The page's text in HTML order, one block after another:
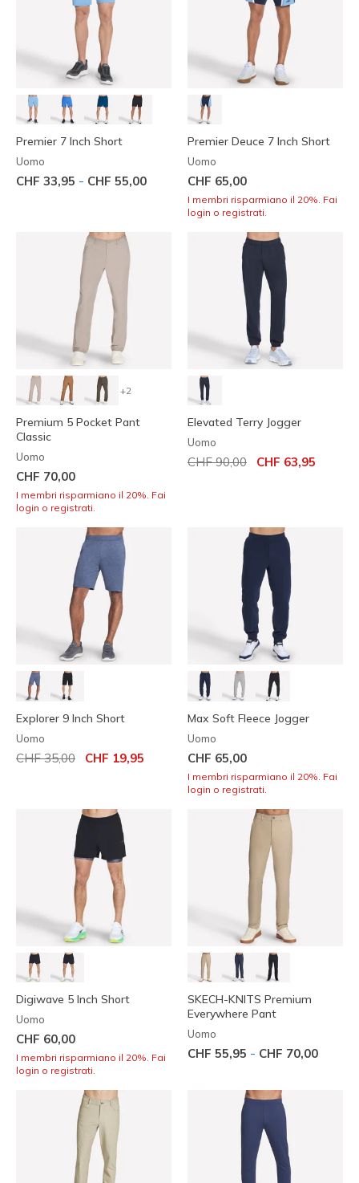
Premier 7 Inch Short
Uomo
CHF 33,95 - CHF 55,00
Premier Deuce 7 Inch Short
Uomo
CHF 65,00
I membri risparmiano il 20%. Fai
login o registrati.
+2
Premium 5 Pocket Pant
Classic
Uomo
CHF 70,00
I membri risparmiano il 20%. Fai
login o registrati.
Elevated Terry Jogger
Uomo
Prezzo ridotto da
CHF 90,00 per
CHF 63,95
Explorer 9 Inch Short
Uomo
Prezzo ridotto da
CHF 35,00 per
CHF 19,95
Max Soft Fleece Jogger
Uomo
CHF 65,00
I membri risparmiano il 20%. Fai
login o registrati.
Digiwave 5 Inch Short
Uomo
CHF 60,00
I membri risparmiano il 20%. Fai
login o registrati.
SKECH-KNITS Premium
Everywhere Pant
Uomo
CHF 55,95 - CHF 70,00